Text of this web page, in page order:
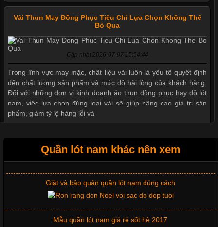
Vải Thun May Đồng Phục Tiêu Chí Lựa Chọn Không Thể
Bỏ Qua
Cập nhật 2026-07-07 15:54:44
Trong lĩnh vực may mặc, chất liệu vải luôn là yếu tố quyết định
đến chất lượng sản phẩm và mức độ hài lòng của khách hàng.
Đối với những đơn vị kinh doanh áo thun đồng phục hay đồ lót
nam, việc lựa chọn đúng loại vải sẽ giúp nâng cao giá trị sản
phẩm, giảm tỷ lệ hàng lỗi và
Ngành Thời Trang
Áo thun là một trong những trang phục phổ biến nhất hiện nay
Quần lót nam khác nên xem
Mẫu quần short quần lót nam nữ hè thu 2017
Thị hiều quần lót nam bơi lội nam và nữ 2017
Xu hướng thời trang trẻ và quần lót nam giá sỉ
Giặt và bảo quản quần lót nam đúng cách
Mẫu quần lót nam giá rẻ sốt hè 2017